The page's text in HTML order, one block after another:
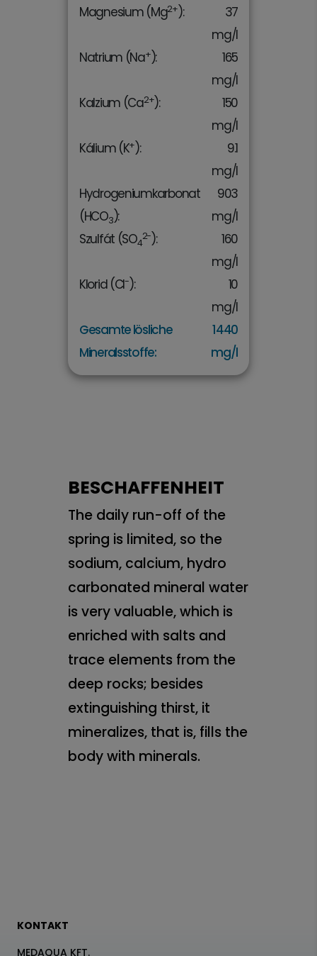
Magnesium (Mg2+):
37
mg/l
Natrium (Na+):
165
mg/l
Kalzium (Ca2+):
150
mg/l
Kálium (K+):
9.1
mg/l
Hydrogeniumkarbonat
(HCO3):
903
mg/l
Szulfát (SO4
2-):
160
mg/l
Klorid (Cl-):
10
mg/l
Gesamte lösliche
Mineralsstoffe:
1440
mg/l
BESCHAFFENHEIT
The daily run-off of the
spring is limited, so the
sodium, calcium, hydro
carbonated mineral water
is very valuable, which is
enriched with salts and
trace elements from the
deep rocks; besides
extinguishing thirst, it
mineralizes, that is, fills the
body with minerals.
KONTAKT
MEDAQUA KFT.